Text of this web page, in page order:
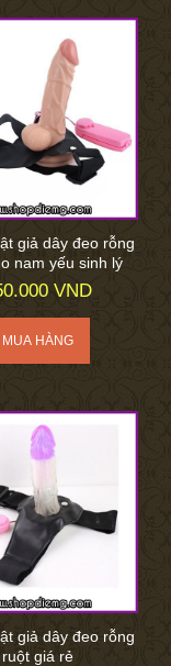
giả dây đeo rỗng
nam yếu sinh lý
VND
giả dây đeo rỗng
ruột giá rẻ